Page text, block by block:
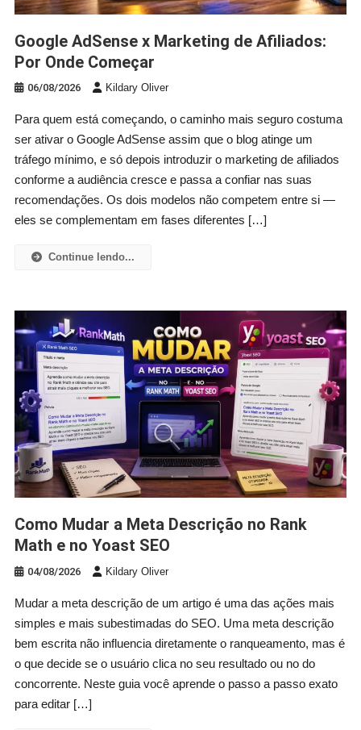
Google AdSense x Marketing de Afiliados:
Por Onde Começar
06/08/2026 Kildary Oliver
Para quem está começando, o caminho mais seguro costuma
ser ativar o Google AdSense assim que o blog atinge um
tráfego mínimo, e só depois introduzir o marketing de afiliados
conforme a audiência cresce e passa a confiar nas suas
recomendações. Os dois modelos não competem entre si —
eles se complementam em fases diferentes […]
Continue lendo...
Como Mudar a Meta Descrição no Rank
Math e no Yoast SEO
04/08/2026 Kildary Oliver
Mudar a meta descrição de um artigo é uma das ações mais
simples e mais subestimadas do SEO. Uma meta descrição
bem escrita não influencia diretamente o ranqueamento, mas é
o que decide se o usuário clica no seu resultado ou no do
concorrente. Neste guia você aprende o passo a passo exato
para editar […]